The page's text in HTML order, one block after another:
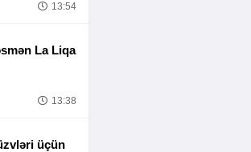
13:54
La Liqa
13:38
üçün